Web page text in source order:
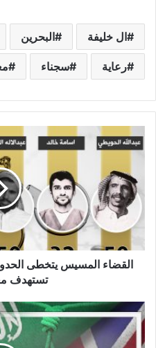
ال خليفة البحرين
رعاية سجناء
تستهدف